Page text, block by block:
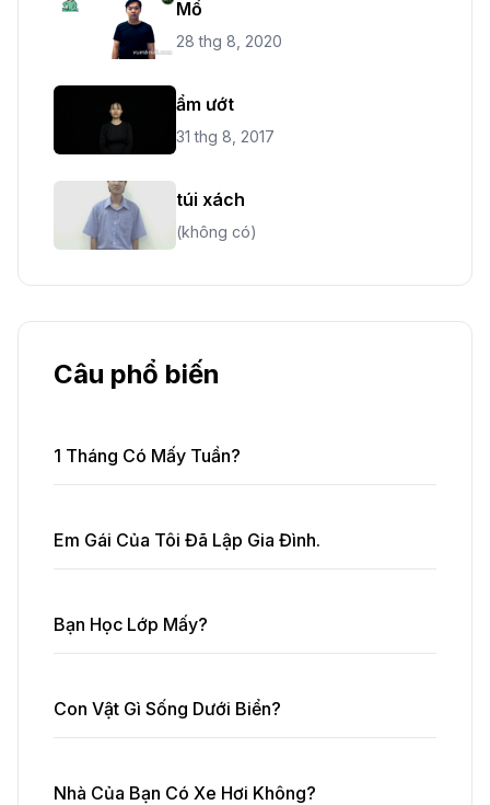
Mổ
28 thg 8, 2020
ẩm ướt
31 thg 8, 2017
túi xách
(không có)
Câu phổ biến
1 Tháng Có Mấy Tuần?
Em Gái Của Tôi Đã Lập Gia Đình.
Bạn Học Lớp Mấy?
Con Vật Gì Sống Dưới Biển?
Nhà Của Bạn Có Xe Hơi Không?